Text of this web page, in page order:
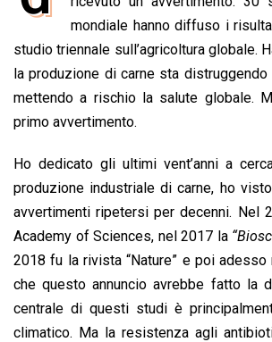
o
o
k
s
A
p
p
e
d
I
n
a
d
s
l
L
i
n
k
t
mondiale hanno diffuso i
studio triennale sull’agricoltura globale.
la produzione di carne sta
mettendo a rischio la salute globale.
primo avvertimento.
Ho dedicato gli ultimi vent’anni a
produzione industriale di carne, ho
avvertimenti ripetersi per decenni. Nel
Academy of Sciences, nel 2017 la
2018 fu la rivista “Nature” e poi adesso
che questo annuncio avrebbe fatto la
centrale di questi studi è
climatico. Ma la resistenza agli